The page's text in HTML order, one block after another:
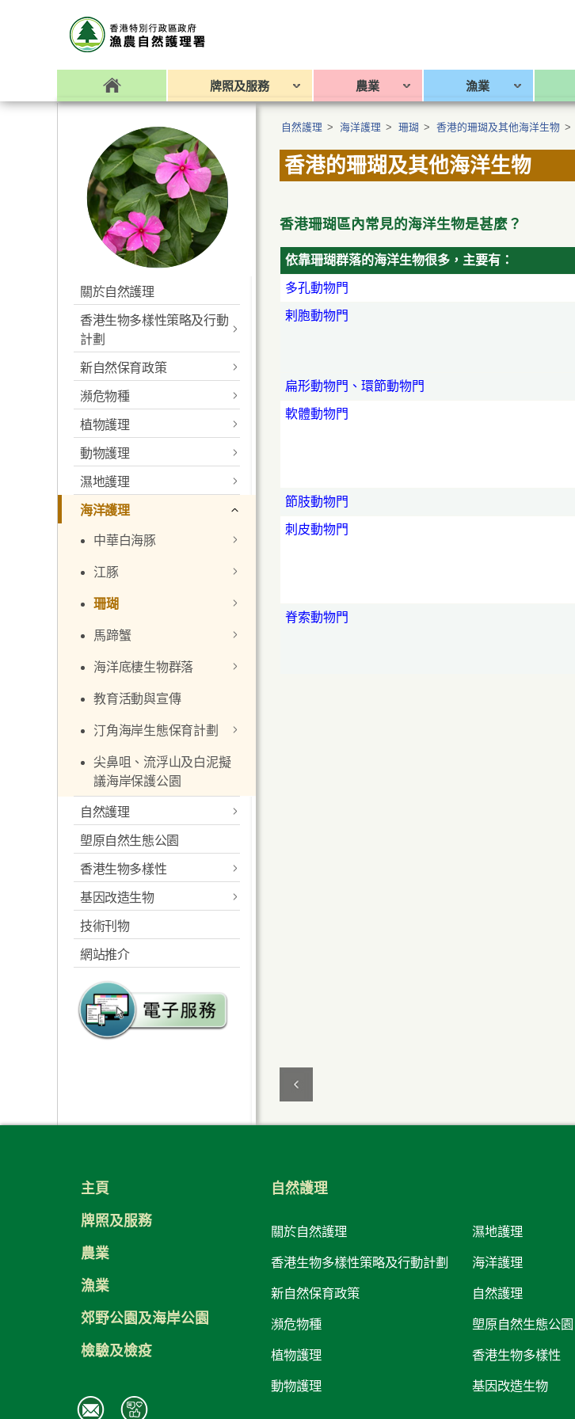
牌照及服務 農業 漁業
關於自然護理
香港生物多樣性策略及行動
計劃
更新的香港生物多樣性策
略及行動計劃
活動及教育
資源與參考資料
新自然保育政策
新政策聲明
政策目標
須優先加強保育地點清單
管理協議及公私營界別合
作
新自然保育政策的單張
政策檢討及諮詢工作
最新消息
瀕危物種
瀕危野生動植物種國際貿
易公約
公約(CITES)官方文件
文本
決議
香港的管制
有關法例
違例刑罰
過境
個人或家庭財物
旅遊紀念品
其他規定
許可證及證明書
遞交申請
費用
申請《公約》許可
酬賞制度
宣傳及教育活動
瀕危物種資源中心
講座及展覽
保護瀕危物種教學
宣傳資料
小冊子及單張
海報
宣傳短片
2018電視宣傳短片
申請《公約》許可
保護瀕危物種訊息
通函
網上買賣瀕危物種
瀕危動物物種的貿
易管制
瀕危物種資料庫
其他資料
有關組織
常見問題
聯絡我們
最新消息
植物護理
前言
香港植物標本室
利用本土植物改善郊野環
境
存護稀有及瀕危植物
林務規例
城門標本林
關於薇甘菊
動物護理
受保護野生動物
猴子
香港猴子
海龜
香港的綠海龜保育
措施
參考資料
淡水龜
保育
參考資料
鳥類
香港的鳥類
鳥類保育的國際聯
繫網絡
香港的鳥類保育
漁農自然護理署委
託進行的鳥類保育
研究計劃
在香港觀鳥
盧氏小樹蛙
一般特趣
保育
參考資料
全港禁餵
野生動物的滋擾
野生動物的鳴叫聲
避免受猴子滋擾
野豬滋擾
濕地護理
關於濕地護理
米埔內后海灣國際重要濕
地
米埔內后海灣國際
重要濕地一般資料
管理工作
進入米埔自然護理
本港濕地護理
香港的紅樹
甚麼是紅樹林？
紅樹的適應力
本地紅樹的種類
分佈
紅樹林的價值
自然護理
香港的海草
香港的河流溪澗
引言
天然河溪所受的威
脅
作
河道修復工程示範
個案
建立濕地保育公園系統
海洋護理
中華白海豚
群居結構及習性
生活周期
保育措施
報告擱淺鯨豚
其他參考文獻
桌布下載
江豚
分佈及數目
群居結構、習性及
其他參考文獻
珊瑚
引言
香港的珊瑚及其他
香港珊瑚礁普查
其他參考文獻及有
關書籍
馬蹄蟹
簡介
生活周期和行為
存護情況
香港的馬蹄蟹
齊來摺隻馬蹄蟹
海洋底棲生物群落
引言
海洋底棲生物
分佈及數量
特徵及季節性轉變
多媒體展覽室
有關網站連結
其他參考文獻
教育活動與宣傳
汀角海岸生態保育計劃
簡介
主要生境及生物
水質監測
遊客守則
你知道嗎?
昔日活動
如何前往
尖鼻咀、流浮山及白泥擬
議海岸保護公園
自然護理
簡介
生態彌償措施
塱原自然生態公園
香港生物多樣性
關於我們
最新消息
香港生物多樣性資訊站
香港物種
外來入侵物種
其他資訊
基因改造生物
簡介
條例的管制
指引
基因改造生物核准
下載公用表格
有用的連結
常問問題
聯絡我們
技術刊物
網站推介
自然護理 > 海洋護理 > 珊瑚 > 香港的珊瑚及其他海洋生物 >
香港的珊瑚及其他海洋生物
香港珊瑚區內常見的海洋生物是甚麼？
依靠珊瑚群落的海洋生物很多，主要有：
多孔動物門
剌胞動物門
扁形動物門、環節動物門
軟體動物門
節肢動物門
刺皮動物門
脊索動物門
主頁
牌照及服務
農業
漁業
郊野公園及海岸公園
檢驗及檢疫
自然護理
關於自然護理
香港生物多樣性策略及行動計劃
新自然保育政策
瀕危物種
植物護理
動物護理
濕地護理
海洋護理
自然護理
塱原自然生態公園
香港生物多樣性
基因改造生物